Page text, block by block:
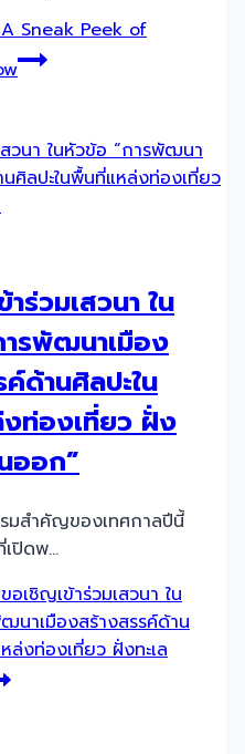
Sneak Peek of
ร่วมเสวนา ใน
รพัฒนาเมือง
ด้านศิลปะใน
ท่องเที่ยว ฝั่ง
ออก”
มสำคัญของเทศกาลปีนี้
เปิดพ…
อเชิญเข้าร่วมเสวนา ใน
นาเมืองสร้างสรรค์ด้าน
ล่งท่องเที่ยว ฝั่งทะเล